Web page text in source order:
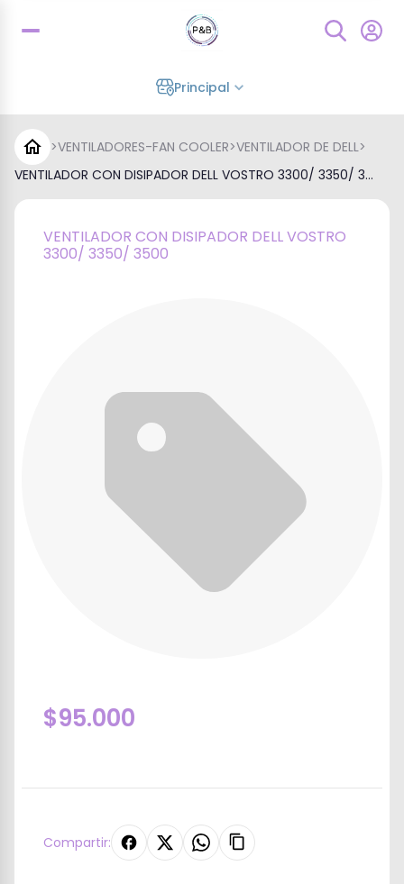
Principal
>VENTILADORES-FAN COOLER>VENTILADOR DE DELL>
VENTILADOR CON DISIPADOR DELL VOSTRO 3300/ 3350/ 3...
VENTILADOR CON DISIPADOR DELL VOSTRO
3300/ 3350/ 3500
$95.000
Compartir: